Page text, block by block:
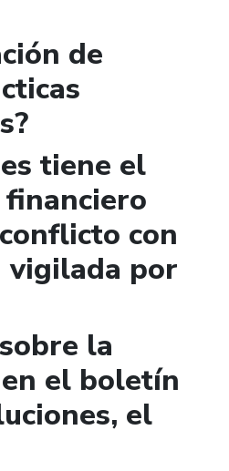
de
tiene el
con
vigilada por
la
el boletín
el